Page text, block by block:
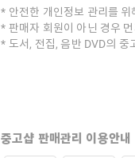
안전한 개인정보 관리를
판매자 회원이 아닌 경우
도서, 전집, 음반 DVD의 중
중고샵 판매관리 이용안내